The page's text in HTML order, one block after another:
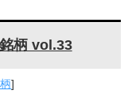
柄 vol.33
]